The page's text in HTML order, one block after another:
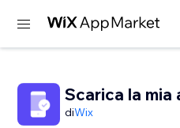
Scarica la mia
diWix